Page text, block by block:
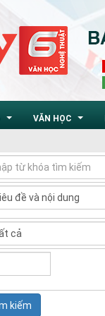
VĂN HỌC